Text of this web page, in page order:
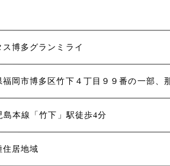
ス博多グランミライ
福岡市博多区竹下４丁目９９番の一部、
島本線「竹下」駅徒歩4分
住居地域